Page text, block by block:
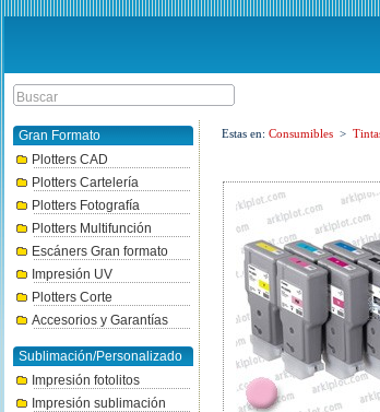
Gran Formato
Plotters CAD
Plotters Cartelería
Plotters Fotografía
Plotters Multifunción
Escáners Gran formato
Impresión UV
Plotters Corte
Accesorios y Garantías
Sublimación/Personalizado
Impresión fotolitos
Impresión sublimación
Estas en: Consumibles >